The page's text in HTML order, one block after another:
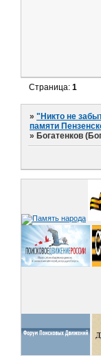
Страница:1
»"Никто не
памяти
»Богатенков